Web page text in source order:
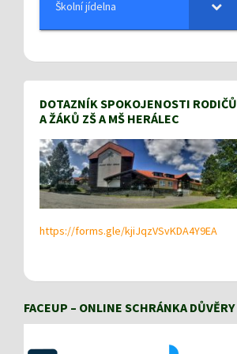
Školní jídelna
DOTAZNÍK SPOKOJENOSTI RODIČŮ
A ŽÁKŮ ZŠ A MŠ HERÁLEC
https://forms.gle/kjiJqzVSvKDA4Y9EA
FACEUP – ONLINE SCHRÁNKA DŮVĚRY